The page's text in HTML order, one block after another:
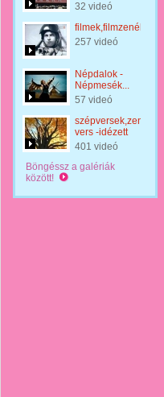
32 videó
filmek,filmzenék
257 videó
Népdalok -
Népmesék...
57 videó
szépversek,zenés
vers -idézett
401 videó
Böngéssz a galériák
között!